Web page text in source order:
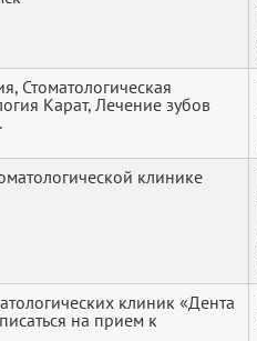
Стоматологическая
Карат, Лечение зубов
клинике
клиник «Дента
на прием к